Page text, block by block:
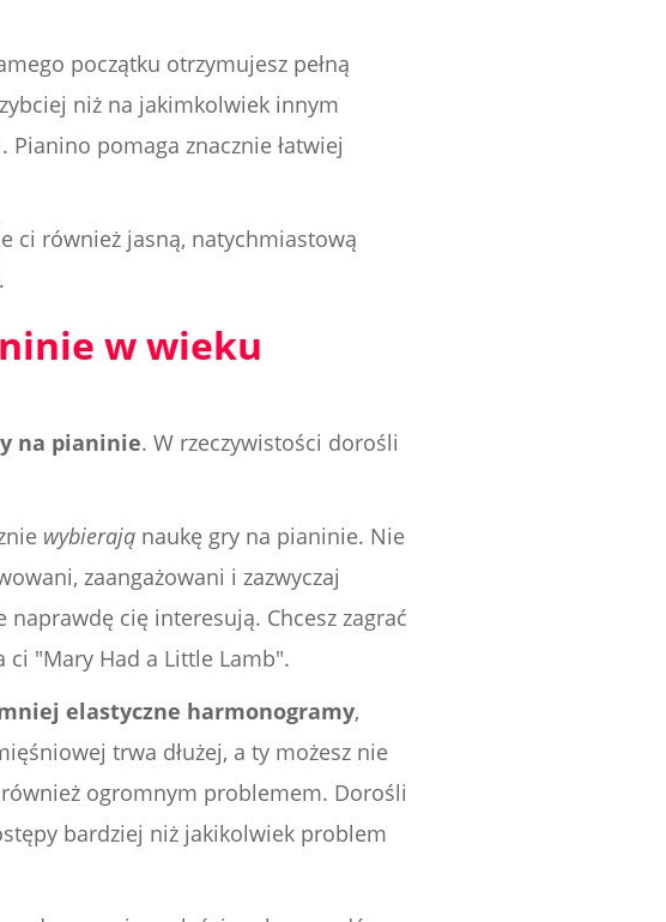
początku otrzymujesz pełną
niż na jakimkolwiek innym
Pianino pomaga znacznie łatwiej
ci również jasną, natychmiastową
w wieku
na pianinie. W rzeczywistości dorośli
wybierają naukę gry na pianinie. Nie
zaangażowani i zazwyczaj
cię interesują. Chcesz zagrać
ci "Mary Had a Little Lamb".
elastyczne harmonogramy,
trwa dłużej, a ty możesz nie
ogromnym problemem. Dorośli
bardziej niż jakikolwiek problem